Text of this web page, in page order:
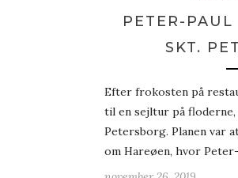
PETER-
SKT.
Efter frokosten på
til en sejltur på
Petersborg. Planen var
om Hareøen, hvor